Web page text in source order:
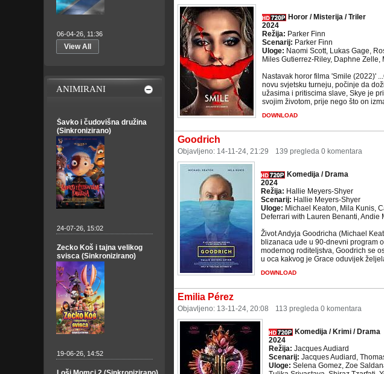
Horor / Misterija / Triler
2024
Režija: Parker Finn
Scenarij: Parker Finn
Uloge: Naomi Scott, Lukas Gage,
Miles Gutierrez-Riley, Daphne Zelle,
Nastavak horor filma 'Smile (2022)'
novu svjetsku turneju, počinje da
užasima i pritiscima slave, Skye je
svojim životom, prije nego što on
DOWNLOAD
Goodrich
Objavljeno: 14-11-24, 21:29 139 pregleda 0 komentara
Komedija / Drama
2024
Režija: Hallie Meyers-Shyer
Scenarij: Hallie Meyers-Shyer
Uloge: Michael Keaton, Mila Kunis,
Deferrari with Lauren Benanti, Andie
Život Andyja Goodricha (Michael
blizanaca uđe u 90-dnevni program
modernog roditeljstva, Goodrich se
u oca kakvog je Grace oduvijek
DOWNLOAD
Emilia Pérez
Objavljeno: 13-11-24, 20:08 113 pregleda 0 komentara
Komedija / Krimi / Drama
2024
Režija: Jacques Audiard
Scenarij: Jacques Audiard,
Uloge: Selena Gomez, Zoe
06-04-26, 11:36
View All
ANIMIRANI
Šavko i čudovišna družina
(Sinkronizirano)
24-07-26, 15:02
Zecko Koš i tajna velikog
svisca (Sinkronizirano)
19-06-26, 14:52